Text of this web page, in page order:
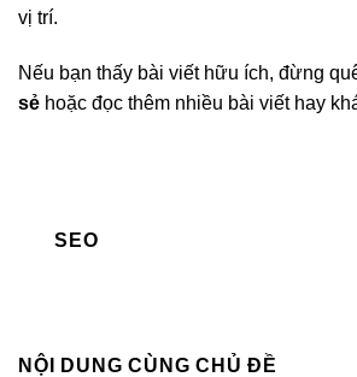
vị trí.
Nếu bạn thấy bài viết hữu ích, đừng
sẻ hoặc đọc thêm nhiều bài viết hay
SEO
NỘI DUNG CÙNG CHỦ ĐỀ